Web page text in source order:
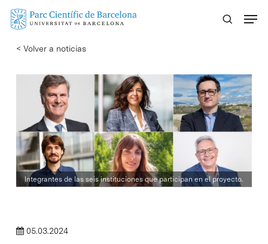
Skip
content
< Volver a noticias
Integrantes de las seis instituciones que participan en el proyecto.
05.03.2024